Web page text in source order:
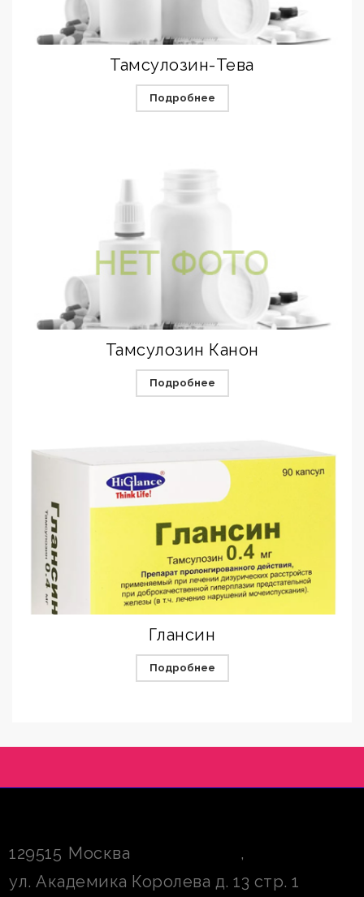
Тамсулозин-Тева
Подробнее
Тамсулозин Канон
Подробнее
Глансин
Подробнее
129515 Москва
,
ул. Академика Королева д. 13 стр. 1